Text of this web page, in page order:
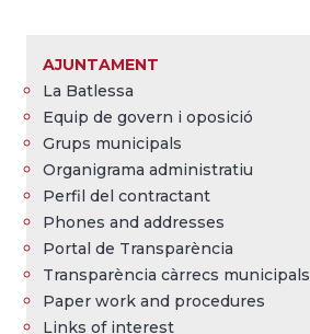
AJUNTAMENT
La Batlessa
Equip de govern i oposició
Grups municipals
Organigrama administratiu
Perfil del contractant
Phones and addresses
Portal de Transparència
Transparència càrrecs municipals
Paper work and procedures
Links of interest